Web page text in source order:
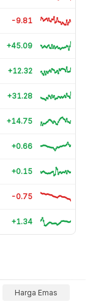
-9.81
+45.09
+12.32
+31.28
+14.75
+0.66
+0.15
-0.75
+1.34
Harga Emas